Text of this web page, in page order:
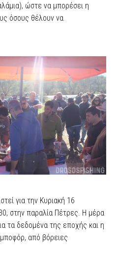
ώστε να μπορέσει η
όσους θέλουν να
για την Κυριακή 16
στην παραλία Πέτρες. Η μέρα
τα δεδομένα της εποχής και η
από βόρειες